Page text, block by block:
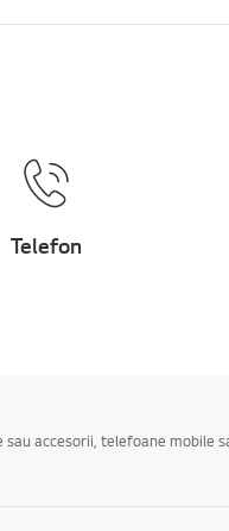
Telefon
accesorii, telefoane mobile